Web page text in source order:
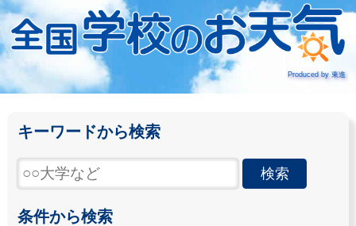
Produced by 東進
キーワードから検索
条件から検索